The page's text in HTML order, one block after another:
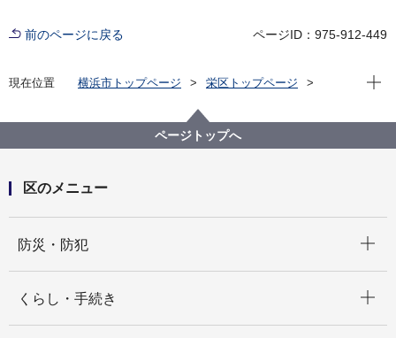
前のページに戻る ページID：975-912-449
現在位置 横浜市トップページ
栄区トップページ
地域SNSアプリ「ピアッザ」
現在
ページトップへ
区のメニュー
防災・防犯
くらし・手続き